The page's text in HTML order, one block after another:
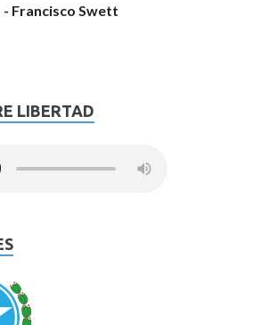
Francisco Swett
LIBERTAD